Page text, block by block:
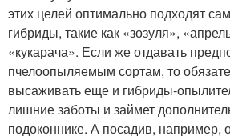
этих целей оптимально подходят
гибриды, такие как «зозуля»,
«кукарача». Если же отдавать
пчелоопыляемым сортам, то
высаживать еще и гибриды-
лишние заботы и займет
подоконнике. А посадив, например,